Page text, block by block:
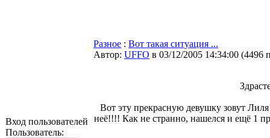
Вход пользователей
Пользователь:
Разное : Вот такая ситуация ...
Автор: UFFO в 03/12/2005 14:34:00 (4496
Вот эту прекрасную девушку зовут
неё!!!! Как не странно, нашелся и ещё 1